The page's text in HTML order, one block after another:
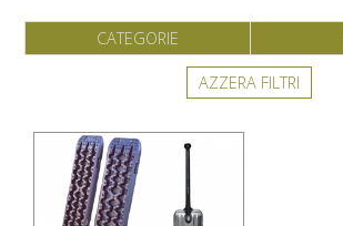
CATEGORIE
AZZERA FILTRI